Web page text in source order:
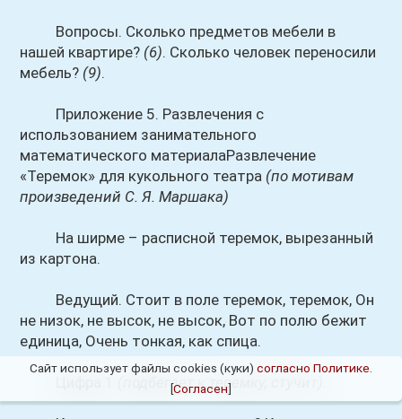
Вопросы. Сколько предметов мебели в
нашей квартире? (6). Сколько человек переносили
мебель? (9).
Приложение 5. Развлечения с
использованием занимательного
математического материалаРазвлечение
«Теремок» для кукольного театра (по мотивам
произведений С. Я. Маршака)
На ширме – расписной теремок, вырезанный
из картона.
Ведущий. Стоит в поле теремок, теремок, Он
не низок, не высок, не высок, Вот по полю бежит
единица, Очень тонкая, как спица.
(подбегает к теремку, стучит)
Сайт использует файлы cookies (куки) согласно Политике
[Согласен]